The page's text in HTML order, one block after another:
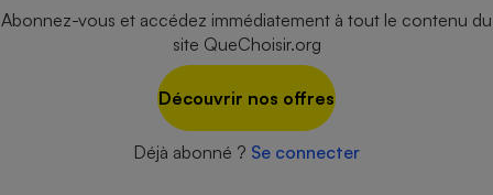
Abonnez-vous et accédez immédiatement à tout le contenu du
site QueChoisir.org
Découvrir nos offres
Déjà abonné ? Se connecter